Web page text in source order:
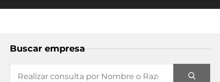
Buscar empresa